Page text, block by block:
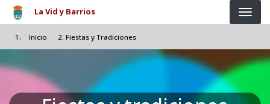
Pasar al contenido principal
La Vid y Barrios
Inicio Fiestas y Tradiciones